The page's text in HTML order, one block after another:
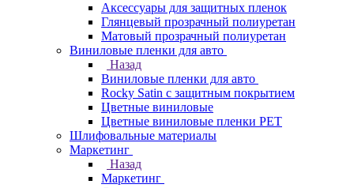
Аксессуары для защитных пленок
Глянцевый прозрачный полиуретан
Матовый прозрачный полиуретан
Виниловые пленки для авто
Назад
Виниловые пленки для авто
Rocky Satin с защитным покрытием
Цветные виниловые
Цветные виниловые пленки PET
Шлифовальные материалы
Маркетинг
Назад
Маркетинг